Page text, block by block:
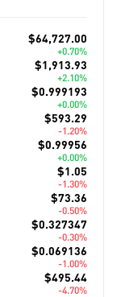
$64,727.00
+0.70%
$1,913.93
+2.10%
$0.999193
+0.00%
$593.29
-1.20%
$0.99956
+0.00%
$1.05
-1.30%
$73.36
-0.50%
$0.327347
-0.30%
$0.069136
-1.00%
$495.44
-4.70%